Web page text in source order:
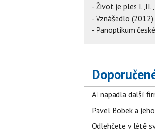
- Život je ples I.,II.,
- Vznášedlo (2012)
- Panoptikum
AI napadla další
Pavel Bobek a
Odlehčete v létě